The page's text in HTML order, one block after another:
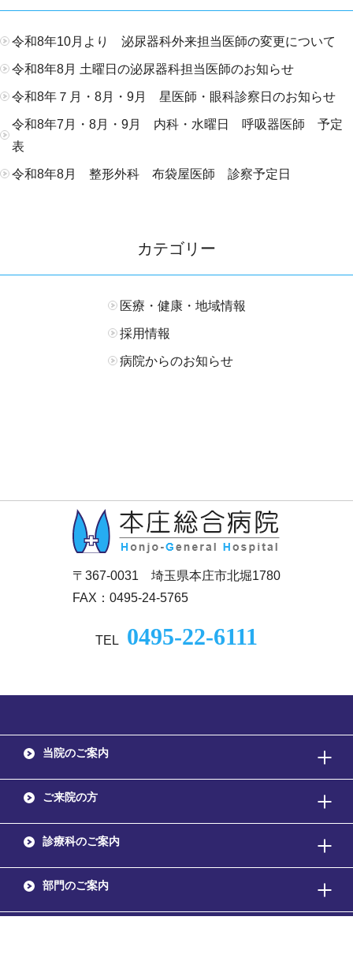
令和8年10月より 泌尿器科外来担当医師の変更について
令和8年8月 土曜日の泌尿器科担当医師のお知らせ
令和8年７月・8月・9月 星医師・眼科診察日のお知らせ
令和8年7月・8月・9月 内科・水曜日 呼吸器医師 予定
表
令和8年8月 整形外科 布袋屋医師 診察予定日
カテゴリー
医療・健康・地域情報
採用情報
病院からのお知らせ
〒367-0031 埼玉県本庄市北堀1780
FAX：0495-24-5765
TEL 0495-22-6111
当院のご案内
ご来院の方
診療科のご案内
部門のご案内